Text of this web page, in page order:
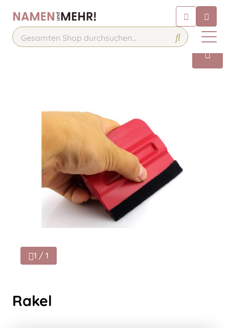
Chatten Sie 24/7 mit unserem
hilfreichen Chatbot
Kontakt
1 / 1
Rakel